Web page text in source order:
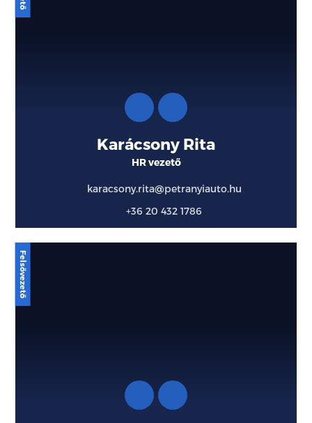
Karácsony Rita
HR vezető
karacsony.rita@petranyiauto.hu
+36 20 432 1786